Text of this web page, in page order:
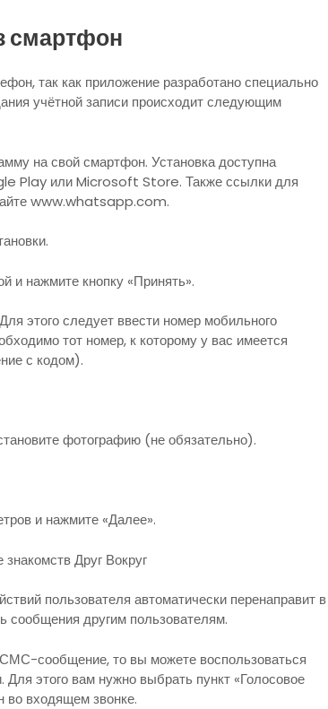
смартфон
так как приложение разработано специально
учётной записи происходит следующим
на свой смартфон. Установка доступна
Play или Microsoft Store. Также ссылки для
www.whatsapp.com.
и нажмите кнопку «Принять».
этого следует ввести номер мобильного
тот номер, к которому у вас имеется
с кодом).
фотографию (не обязательно).
и нажмите «Далее».
знакомств Друг Вокруг
пользователя автоматически перенаправит в
сообщения другим пользователям.
сообщение, то вы можете воспользоваться
этого вам нужно выбрать пункт «Голосовое
во входящем звонке.